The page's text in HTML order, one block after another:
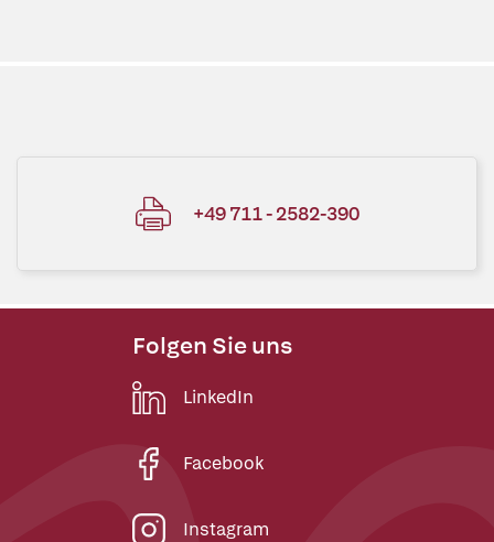
+49 711 - 2582-390
Folgen Sie uns
LinkedIn
Facebook
Instagram